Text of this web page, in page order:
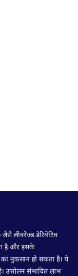
लीवरेज्ड डेरिवेटिव
है और इसके
नुकसान हो सकता है। ये
उत्तोलन संभावित लाभ